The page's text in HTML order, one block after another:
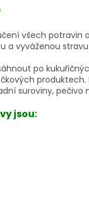
všech potravin
a vyváženou stravu
po
suroviny, pečivo
jsou: